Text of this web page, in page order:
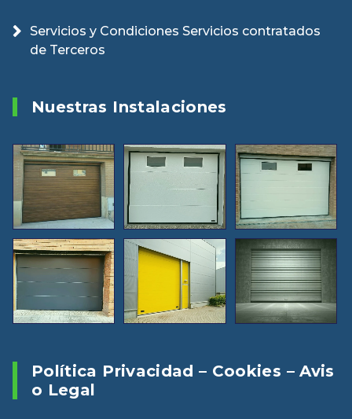
Servicios y Condiciones Servicios contratados
de Terceros
Nuestras Instalaciones
Política Privacidad – Cookies – Avis
O Legal